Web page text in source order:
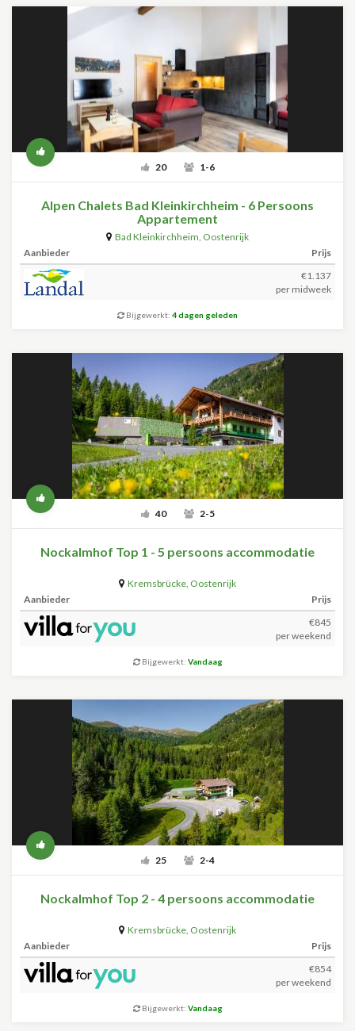
20 1-6
Alpen Chalets Bad Kleinkirchheim - 6 Persoons
Appartement
Bad Kleinkirchheim, Oostenrijk
Aanbieder
Prijs
€1.137
per midweek
Bijgewerkt: 4 dagen geleden
40 2-5
Nockalmhof Top 1 - 5 persoons accommodatie
Kremsbrücke, Oostenrijk
Aanbieder
Prijs
€845
per weekend
Bijgewerkt: Vandaag
25 2-4
Nockalmhof Top 2 - 4 persoons accommodatie
Kremsbrücke, Oostenrijk
Aanbieder
Prijs
€854
per weekend
Bijgewerkt: Vandaag